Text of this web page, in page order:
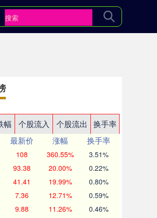
幅 个股流入 个股流出
换手率
最新价 涨幅
换手率
108 360.55% 3.51%
93.38 20.00% 0.22%
41.41 19.99% 0.80%
7.36 12.71% 0.59%
9.88 11.26% 0.46%